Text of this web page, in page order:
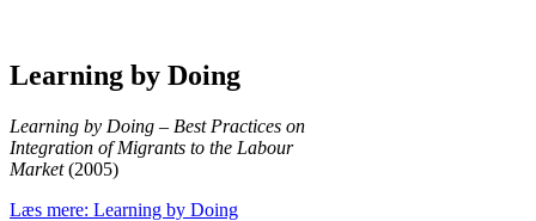
Learning by Doing
Learning by Doing – Best Practices on
Integration of Migrants to the Labour
Market(2005)
Læs mere: Learning by Doing